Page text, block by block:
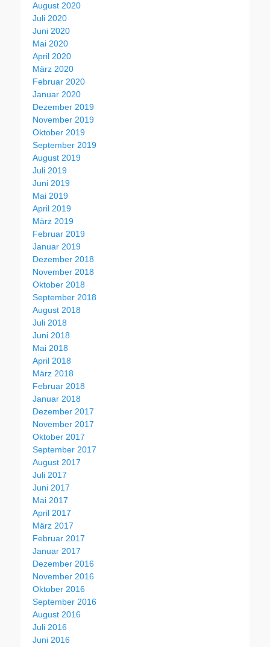
August 2020
Juli 2020
Juni 2020
Mai 2020
April 2020
März 2020
Februar 2020
Januar 2020
Dezember 2019
November 2019
Oktober 2019
September 2019
August 2019
Juli 2019
Juni 2019
Mai 2019
April 2019
März 2019
Februar 2019
Januar 2019
Dezember 2018
November 2018
Oktober 2018
September 2018
August 2018
Juli 2018
Juni 2018
Mai 2018
April 2018
März 2018
Februar 2018
Januar 2018
Dezember 2017
November 2017
Oktober 2017
September 2017
August 2017
Juli 2017
Juni 2017
Mai 2017
April 2017
März 2017
Februar 2017
Januar 2017
Dezember 2016
November 2016
Oktober 2016
September 2016
August 2016
Juli 2016
Juni 2016